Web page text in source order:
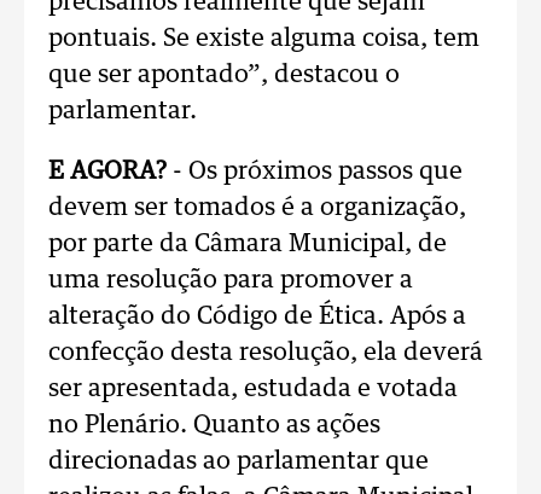
pontuais. Se existe alguma coisa, tem
que ser apontado”, destacou o
parlamentar.
E AGORA? - Os próximos passos que
devem ser tomados é a organização,
por parte da Câmara Municipal, de
uma resolução para promover a
alteração do Código de Ética. Após a
confecção desta resolução, ela deverá
ser apresentada, estudada e votada
no Plenário. Quanto as ações
direcionadas ao parlamentar que